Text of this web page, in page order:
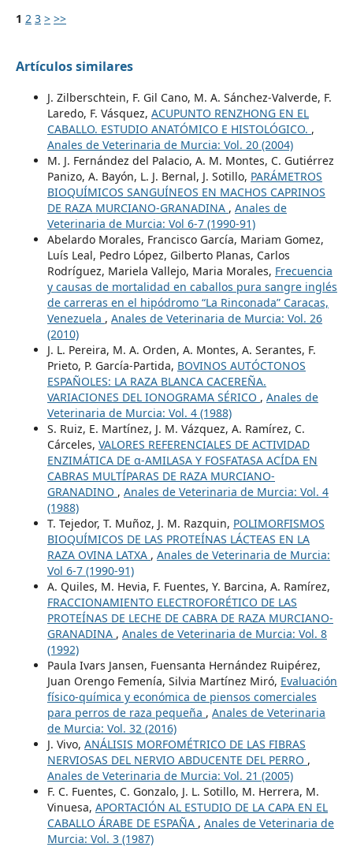
1 2 3 > >>
Artículos similares
J. Zilberschtein, F. Gil Cano, M. A. Sánchez-Valverde, F.
Laredo, F. Vásquez, ACUPUNTO RENZHONG EN EL
CABALLO. ESTUDIO ANATÓMICO E HISTOLÓGICO. ,
Anales de Veterinaria de Murcia: Vol. 20 (2004)
M. J. Fernández del Palacio, A. M. Montes, C. Gutiérrez
Panizo, A. Bayón, L. J. Bernal, J. Sotillo, PARÁMETROS
BIOQUÍMICOS SANGUÍNEOS EN MACHOS CAPRINOS
DE RAZA MURCIANO-GRANADINA , Anales de
Veterinaria de Murcia: Vol 6-7 (1990-91)
Abelardo Morales, Francisco García, Mariam Gomez,
Luís Leal, Pedro López, Gilberto Planas, Carlos
Rodríguez, Mariela Vallejo, Maria Morales, Frecuencia
y causas de mortalidad en caballos pura sangre inglés
de carreras en el hipódromo “La Rinconada” Caracas,
Venezuela , Anales de Veterinaria de Murcia: Vol. 26
(2010)
J. L. Pereira, M. A. Orden, A. Montes, A. Serantes, F.
Prieto, P. García-Partida, BOVINOS AUTÓCTONOS
ESPAÑOLES: LA RAZA BLANCA CACEREÑA.
VARIACIONES DEL IONOGRAMA SÉRICO , Anales de
Veterinaria de Murcia: Vol. 4 (1988)
S. Ruiz, E. Martínez, J. M. Vázquez, A. Ramírez, C.
Cárceles, VALORES REFERENCIALES DE ACTIVIDAD
ENZIMÁTICA DE α-AMILASA Y FOSFATASA ACÍDA EN
CABRAS MULTÍPARAS DE RAZA MURCIANO-
GRANADINO , Anales de Veterinaria de Murcia: Vol. 4
(1988)
T. Tejedor, T. Muñoz, J. M. Razquin, POLIMORFISMOS
BIOQUÍMICOS DE LAS PROTEÍNAS LÁCTEAS EN LA
RAZA OVINA LATXA , Anales de Veterinaria de Murcia:
Vol 6-7 (1990-91)
A. Quiles, M. Hevia, F. Fuentes, Y. Barcina, A. Ramírez,
FRACCIONAMIENTO ELECTROFORÉTICO DE LAS
PROTEÍNAS DE LECHE DE CABRA DE RAZA MURCIANO-
GRANADINA , Anales de Veterinaria de Murcia: Vol. 8
(1992)
Paula Ivars Jansen, Fuensanta Hernández Ruipérez,
Juan Orengo Femenía, Silvia Martínez Miró, Evaluación
físico-química y económica de piensos comerciales
para perros de raza pequeña , Anales de Veterinaria
de Murcia: Vol. 32 (2016)
J. Vivo, ANÁLISIS MORFOMÉTRICO DE LAS FIBRAS
NERVIOSAS DEL NERVIO ABDUCENTE DEL PERRO ,
Anales de Veterinaria de Murcia: Vol. 21 (2005)
F. C. Fuentes, C. Gonzalo, J. L. Sotillo, M. Herrera, M.
Vinuesa, APORTACIÓN AL ESTUDIO DE LA CAPA EN EL
CABALLO ÁRABE DE ESPAÑA , Anales de Veterinaria de
Murcia: Vol. 3 (1987)